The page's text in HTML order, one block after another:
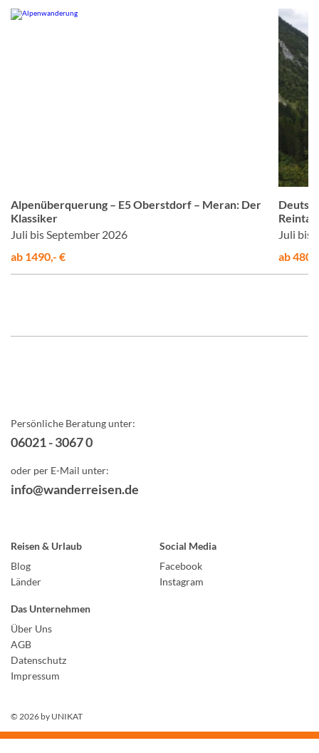
Alpenüberquerung – E5 Oberstdorf – Meran: Der
Klassiker
Juli bis September 2026
ab 1490,- €
Reintal
Juli bis
ab
Persönliche Beratung unter:
06021 - 3067 0
oder per E-Mail unter:
info@wanderreisen.de
Reisen & Urlaub
Blog
Länder
Social Media
Facebook
Instagram
Das Unternehmen
Über Uns
AGB
Datenschutz
Impressum
© 2026 by UNIKAT